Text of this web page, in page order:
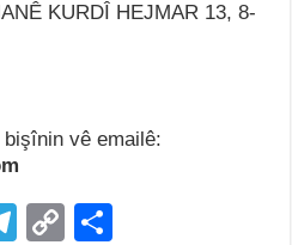
KURDÎ HEJMAR 13, 8-
vê emailê:
T
C